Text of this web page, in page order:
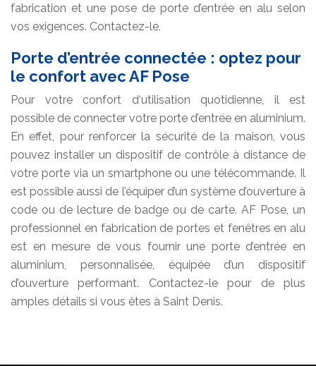
fabrication et une pose de porte d’entrée en alu selon
vos exigences. Contactez-le.
Porte d’entrée connectée : optez pour
le confort avec AF Pose
Pour votre confort d‘utilisation quotidienne, il est
possible de connecter votre porte d’entrée en aluminium.
En effet, pour renforcer la sécurité de la maison, vous
pouvez installer un dispositif de contrôle à distance de
votre porte via un smartphone ou une télécommande. Il
est possible aussi de l’équiper d’un système d’ouverture à
code ou de lecture de badge ou de carte. AF Pose, un
professionnel en fabrication de portes et fenêtres en alu
est en mesure de vous fournir une porte d’entrée en
aluminium, personnalisée, équipée d’un dispositif
d’ouverture performant. Contactez-le pour de plus
amples détails si vous êtes à Saint Denis.